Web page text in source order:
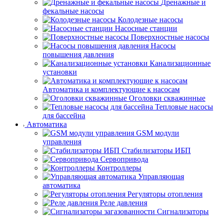
Дренажные и
фекальные насосы
Колодезные насосы
Насосные станции
Поверхностные насосы
Насосы
повышения давления
Канализационные
установки
Автоматика и комплектующие к насосам
Оголовки скважинные
Тепловые насосы
для бассейна
Автоматика
GSM модули
управления
Стабилизаторы ИБП
Сервопривода
Контроллеры
Управляющая
автоматика
Регуляторы отопления
Реле давления
Сигнализаторы